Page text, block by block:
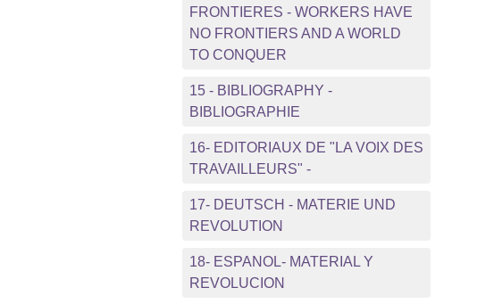
FRONTIERES - WORKERS HAVE
NO FRONTIERS AND A WORLD
TO CONQUER
15 - BIBLIOGRAPHY -
BIBLIOGRAPHIE
16- EDITORIAUX DE "LA VOIX DES
TRAVAILLEURS" -
17- DEUTSCH - MATERIE UND
REVOLUTION
18- ESPANOL- MATERIAL Y
REVOLUCION